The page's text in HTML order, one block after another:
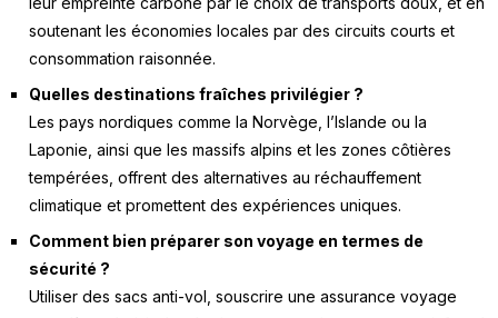
soutenant les économies locales par des circuits courts et
consommation raisonnée.
Quelles destinations fraîches privilégier ?
Les pays nordiques comme la Norvège, l’Islande ou la
Laponie, ainsi que les massifs alpins et les zones côtières
tempérées, offrent des alternatives au réchauffement
climatique et promettent des expériences uniques.
Comment bien préparer son voyage en termes de
sécurité ?
Utiliser des sacs anti-vol, souscrire une assurance voyage